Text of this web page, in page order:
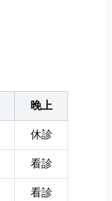
晚上
休診
看診
看診